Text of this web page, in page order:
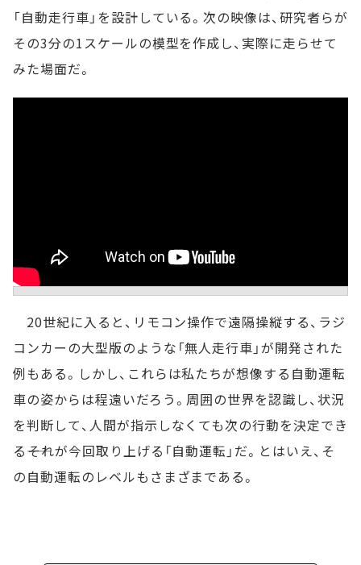
「自動走行車」を設計している。次の映像は、研究者らが
その3分の1スケールの模型を作成し、実際に走らせて
みた場面だ。
20世紀に入ると、リモコン操作で遠隔操縦する、ラジ
コンカーの大型版のような「無人走行車」が開発された
例もある。しかし、これらは私たちが想像する自動運転
車の姿からは程遠いだろう。周囲の世界を認識し、状況
を判断して、人間が指示しなくても次の行動を決定でき
る――それが今回取り上げる「自動運転」だ。とはいえ、そ
の自動運転のレベルもさまざまである。